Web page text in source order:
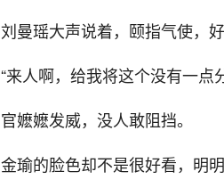
刘曼瑶大声说着，颐指气使，
“来人啊，给我将这个没有一点
官嬷嬷发威，没人敢阻挡。
金瑜的脸色却不是很好看，明